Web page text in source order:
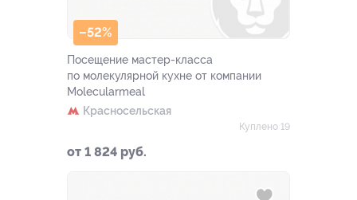
–52%
Посещение мастер-класса
по молекулярной кухне от компании
Molecularmeal
Красносельская
от 1 824 руб.
Куплено 19